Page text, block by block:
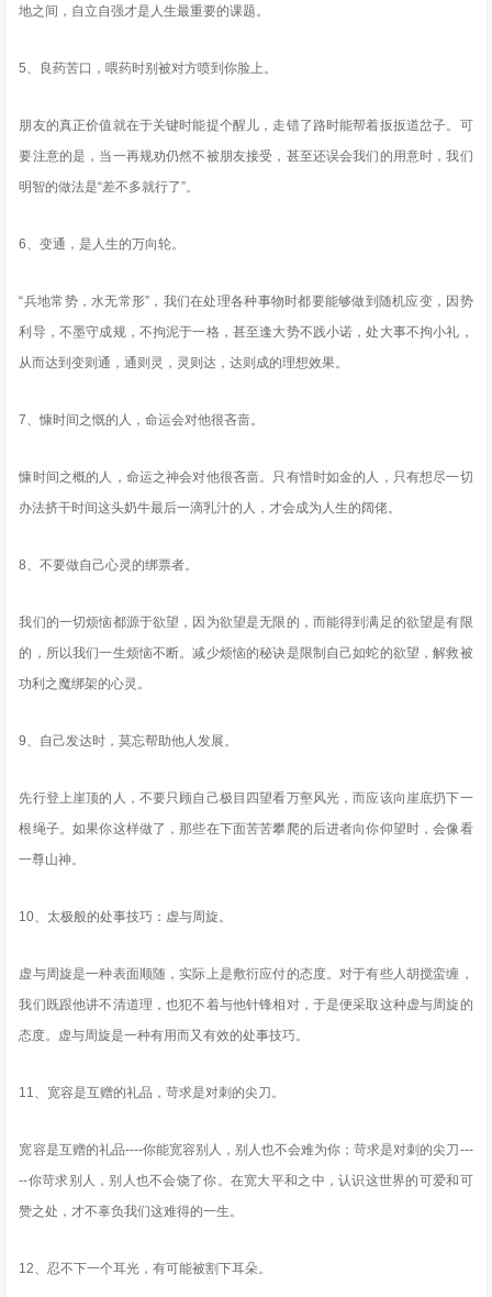
地之间，自立自强才是人生最重要的课题。
5、良药苦口，喂药时别被对方喷到你脸上。
朋友的真正价值就在于关键时能提个醒儿，走错了路时能帮着扳扳道岔子。可
要注意的是，当一再规劝仍然不被朋友接受，甚至还误会我们的用意时，我们
明智的做法是“差不多就行了”。
6、变通，是人生的万向轮。
“兵地常势，水无常形”，我们在处理各种事物时都要能够做到随机应变，因势
利导，不墨守成规，不拘泥于一格，甚至逢大势不践小诺，处大事不拘小礼，
从而达到变则通，通则灵，灵则达，达则成的理想效果。
7、慷时间之慨的人，命运会对他很吝啬。
慷时间之概的人，命运之神会对他很吝啬。只有惜时如金的人，只有想尽一切
办法挤干时间这头奶牛最后一滴乳汁的人，才会成为人生的阔佬。
8、不要做自己心灵的绑票者。
我们的一切烦恼都源于欲望，因为欲望是无限的，而能得到满足的欲望是有限
的，所以我们一生烦恼不断。减少烦恼的秘诀是限制自己如蛇的欲望，解救被
功利之魔绑架的心灵。
9、自己发达时，莫忘帮助他人发展。
先行登上崖顶的人，不要只顾自己极目四望看万壑风光，而应该向崖底扔下一
根绳子。如果你这样做了，那些在下面苦苦攀爬的后进者向你仰望时，会像看
一尊山神。
10、太极般的处事技巧：虚与周旋。
虚与周旋是一种表面顺随，实际上是敷衍应付的态度。对于有些人胡搅蛮缠，
我们既跟他讲不清道理，也犯不着与他针锋相对，于是便采取这种虚与周旋的
态度。虚与周旋是一种有用而又有效的处事技巧。
11、宽容是互赠的礼品，苛求是对刺的尖刀。
宽容是互赠的礼品----你能宽容别人，别人也不会难为你；苛求是对刺的尖刀---
--你苛求别人，别人也不会饶了你。在宽大平和之中，认识这世界的可爱和可
赞之处，才不辜负我们这难得的一生。
12、忍不下一个耳光，有可能被割下耳朵。